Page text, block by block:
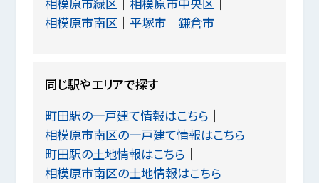
相模原市南区
平塚市 鎌倉市
同じ駅やエリアで探す
町田駅の一戸建て情報はこちら
相模原市南区の一戸建て情報はこちら
町田駅の土地情報はこちら
相模原市南区の土地情報はこちら